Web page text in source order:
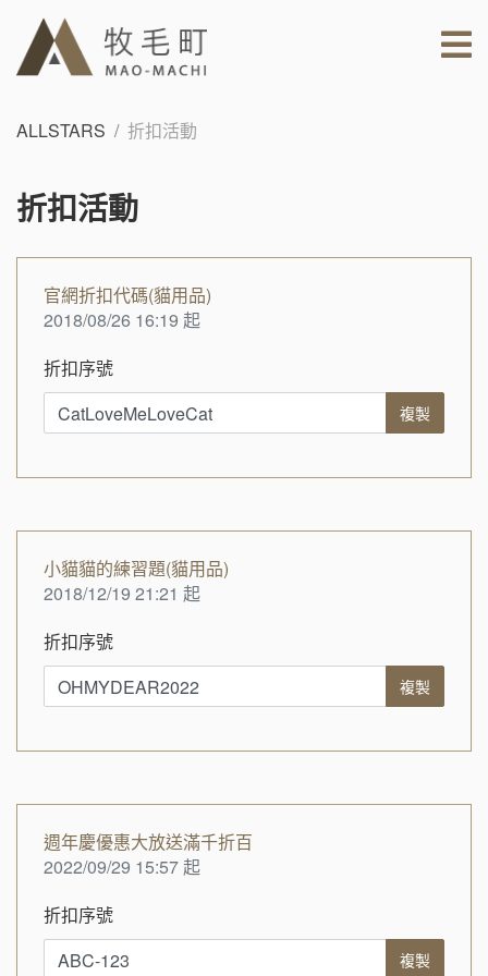
ALLSTARS 折扣活動
折扣活動
官網折扣代碼(貓用品)
2018/08/26 16:19 起
折扣序號
複製
小貓貓的練習題(貓用品)
2018/12/19 21:21 起
折扣序號
複製
週年慶優惠大放送滿千折百
2022/09/29 15:57 起
折扣序號
複製